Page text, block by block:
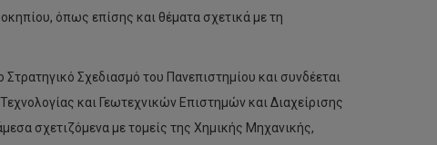
όπως επίσης και θέματα σχετικά με τη
Σχεδιασμό του Πανεπιστημίου και συνδέεται
και Γεωτεχνικών Επιστημών και Διαχείρισης
σχετιζόμενα με τομείς της Χημικής Μηχανικής,